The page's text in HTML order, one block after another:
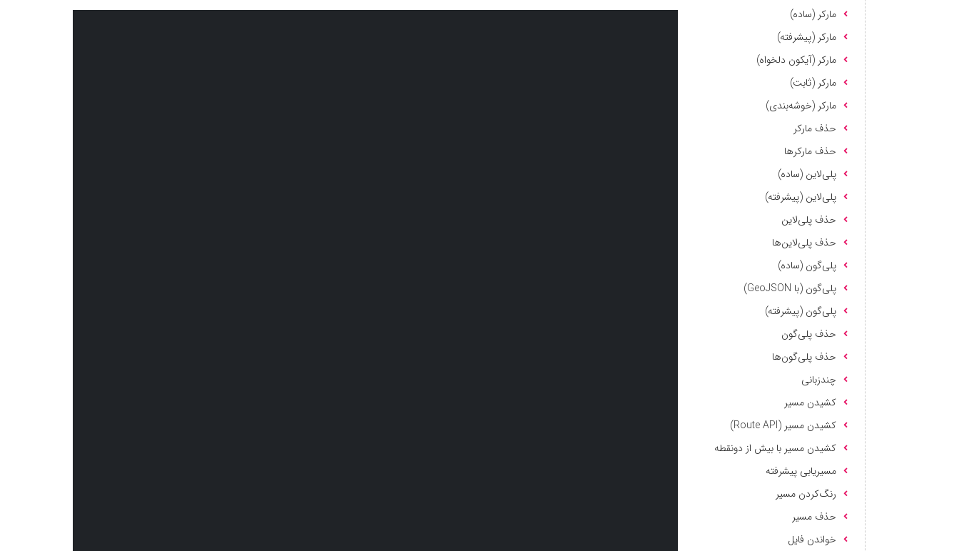
مارکر (ساده)
مارکر (پیشرفته)
مارکر (آیکون دلخواه)
مارکر (ثابت)
مارکر (خوشه‌بندی)
حذف مارکر
حذف مارکرها
پلی‌لاین (ساده)
پلی‌لاین (پیشرفته)
حذف پلی‌لاین
حذف پلی‌لاین‌ها
پلی‌گون (ساده)
پلی‌گون (با GeoJSON)
پلی‌گون (پیشرفته)
حذف پلی‌گون
حذف پلی‌گون‌ها
چندزبانی
کشیدن مسیر
کشیدن مسیر (Route API)
کشیدن مسیر با بیش از دونقطه
مسیریابی پیشرفته
رنگ‌کردن مسیر
حذف مسیر
خواندن فایل